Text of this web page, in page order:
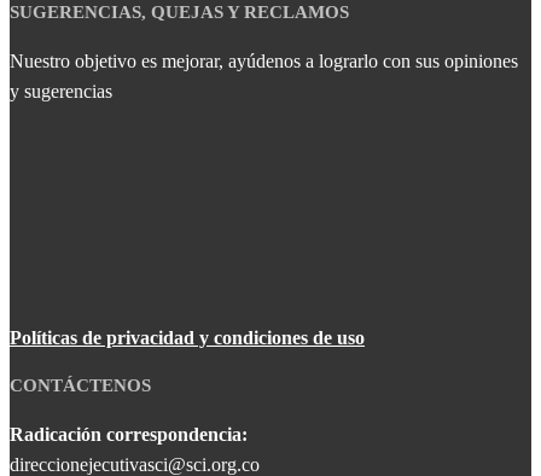
SUGERENCIAS, QUEJAS Y RECLAMOS
Nuestro objetivo es mejorar, ayúdenos a lograrlo con sus opiniones
y sugerencias
Políticas de privacidad y condiciones de uso
CONTÁCTENOS
Radicación correspondencia:
direccionejecutivasci@sci.org.co